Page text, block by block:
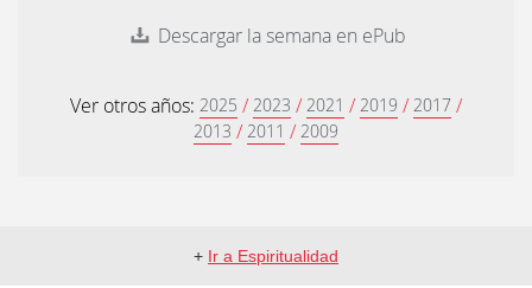
Descargar la semana en ePub
Ver otros años: 2025 / 2023 / 2021 / 2019 / 2017 /
2013 / 2011 / 2009
+ Ir a Espiritualidad